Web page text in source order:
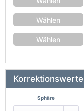
Wählen
Wählen
Korrektionswerte
Sphäre